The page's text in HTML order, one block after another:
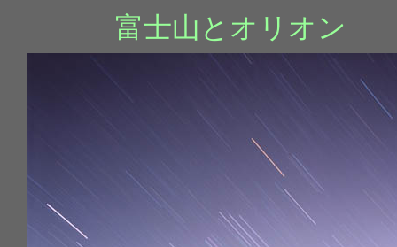
富士山とオリオン